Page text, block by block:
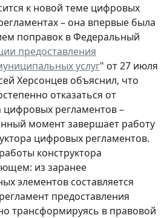
к новой теме цифровых
– она впервые была
поправок в Федеральный
предоставления
услуг" от 27 июля
Херсонцев объяснил, что
отказаться от
регламентов –
момент завершает работу
цифровых регламентов.
конструктора
из заранее
элементов составляется
предоставления
трансформируясь в правовой